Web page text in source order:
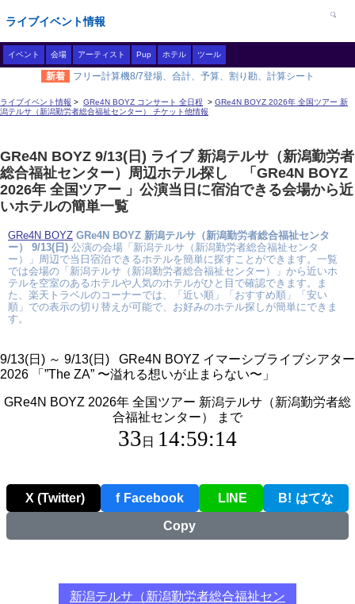
ライブイベント情報
イベント 会場 アーティスト Pup ホテル ツール
新着 フリー計算機8/7登場、合計、予算、割り勘、計算シート
ライブイベント情報 > GRe4N BOYZ コンサート 全日程 > GRe4N BOYZ 2026年 全国ツアー 新
潟テルサ（新潟勤労者総合福祉センター） チケット他情報
GRe4N BOYZ 9/13(日) ライブ 新潟テルサ（新潟勤労者
総合福祉センター）周辺ホテル探し 「GRe4N BOYZ
2026年 全国ツアー 」公演当日に宿泊できる会場から近
いホテルの簡単一覧
GRe4N BOYZ GRe4N BOYZ 新潟テルサ（新潟勤労者総合福祉センタ
ー） 9/13(日) 公演の会場「新潟テルサ（新潟勤労者総合福祉センタ
ー）」周辺で当日宿泊できるホテルを簡単に探すことができます。一覧
では会場の「新潟テルサ（新潟勤労者総合福祉センター）」から近いホ
テルを空室のあるホテルや人気のホテルがひと目で確認できます。ま
た、楽天トラベルのコーナーでは、「近い順」「おすすめ順」「安い
順」での表示の切り替えが可能で、お好みのホテル探しが簡単にできま
す。
9/13(日) ～ 9/13(日) GRe4N BOYZ イマーシブライブシアター
2026 「”The ZA” 〜溢れる想いが止まらない〜」
GRe4N BOYZ 2026年 全国ツアー 新潟テルサ（新潟勤労者総
合福祉センター） まで
33 日 14:59:14
X (Twitter) f Facebook LINE B! はてな
Copy
新潟テルサ（新潟勤労者総合福祉セン